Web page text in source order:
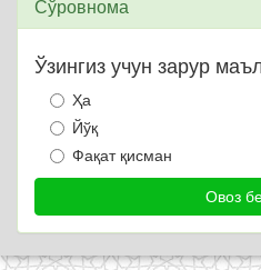
Сўровнома
Ўзингиз учун зарур
Ҳа
Йўқ
Фақат қисман